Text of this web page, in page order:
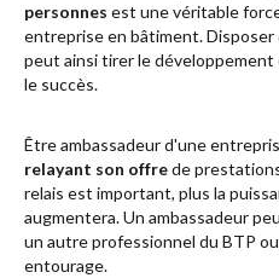
personnes est une véritable
entreprise en bâtiment. Disposer
peut ainsi tirer le
le succès.
Être ambassadeur d'une
relayant son offrede
relais est important, plus la
augmentera. Un ambassadeur
un autre professionnel du BTP
entourage.